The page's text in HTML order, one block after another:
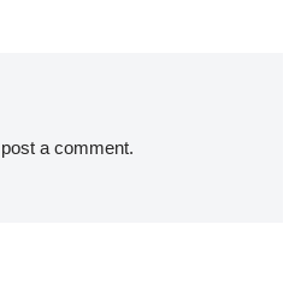
a comment.